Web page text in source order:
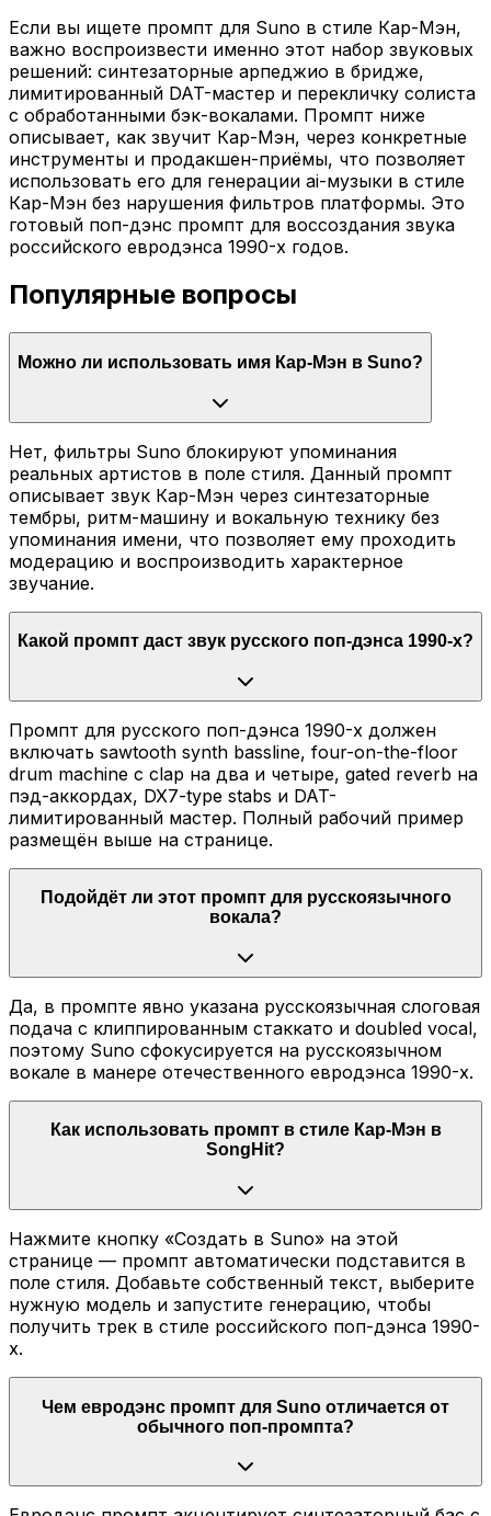
Если вы ищете промпт для Suno в стиле Кар-Мэн,
важно воспроизвести именно этот набор звуковых
решений: синтезаторные арпеджио в бридже,
лимитированный DAT-мастер и перекличку солиста
с обработанными бэк-вокалами. Промпт ниже
описывает, как звучит Кар-Мэн, через конкретные
инструменты и продакшен-приёмы, что позволяет
использовать его для генерации ai-музыки в стиле
Кар-Мэн без нарушения фильтров платформы. Это
готовый поп-дэнс промпт для воссоздания звука
российского евродэнса 1990-х годов.
Популярные вопросы
Можно ли использовать имя Кар-Мэн в Suno?
Нет, фильтры Suno блокируют упоминания
реальных артистов в поле стиля. Данный промпт
описывает звук Кар-Мэн через синтезаторные
тембры, ритм-машину и вокальную технику без
упоминания имени, что позволяет ему проходить
модерацию и воспроизводить характерное
звучание.
Какой промпт даст звук русского поп-дэнса 1990-х?
Промпт для русского поп-дэнса 1990-х должен
включать sawtooth synth bassline, four-on-the-floor
drum machine с clap на два и четыре, gated reverb на
пэд-аккордах, DX7-type stabs и DAT-
лимитированный мастер. Полный рабочий пример
размещён выше на странице.
Подойдёт ли этот промпт для русскоязычного
вокала?
Да, в промпте явно указана русскоязычная слоговая
подача с клиппированным стаккато и doubled vocal,
поэтому Suno сфокусируется на русскоязычном
вокале в манере отечественного евродэнса 1990-х.
Как использовать промпт в стиле Кар-Мэн в
SongHit?
Нажмите кнопку «Создать в Suno» на этой
странице — промпт автоматически подставится в
поле стиля. Добавьте собственный текст, выберите
нужную модель и запустите генерацию, чтобы
получить трек в стиле российского поп-дэнса 1990-
х.
Чем евродэнс промпт для Suno отличается от
обычного поп-промпта?